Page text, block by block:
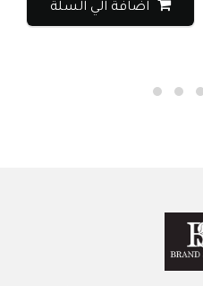
اضافة الي السلة